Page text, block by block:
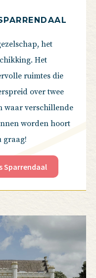
het
Het
ruimtes die
over twee
verschillende
worden hoort
graag!
Sparrendaal